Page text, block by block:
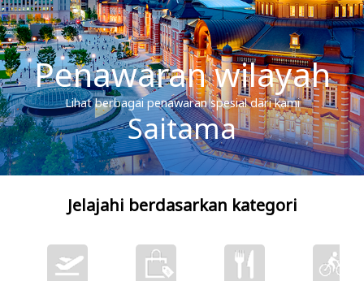
Penawaran wilayah
Lihat berbagai penawaran spesial dari kami
Saitama
Jelajahi berdasarkan kategori